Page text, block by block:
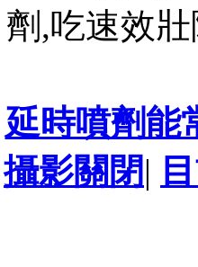
劑,吃速效
延時噴劑能
攝影關閉|